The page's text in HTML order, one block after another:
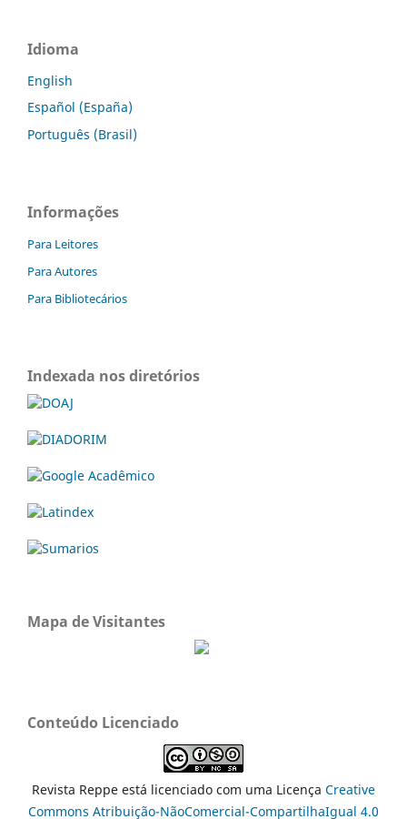
Idioma
English
Español (España)
Português (Brasil)
Informações
Para Leitores
Para Autores
Para Bibliotecários
Indexada nos diretórios
Mapa de Visitantes
Conteúdo Licenciado
Revista Reppe está licenciado com uma Licença Creative
Commons Atribuição-NãoComercial-CompartilhaIgual 4.0